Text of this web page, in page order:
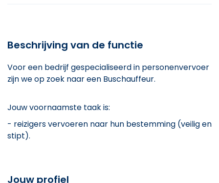
Beschrijving van de functie
Voor een bedrijf gespecialiseerd in personenvervoer
zijn we op zoek naar een Buschauffeur.
Jouw voornaamste taak is:
- reizigers vervoeren naar hun bestemming (veilig en
stipt).
Jouw profiel